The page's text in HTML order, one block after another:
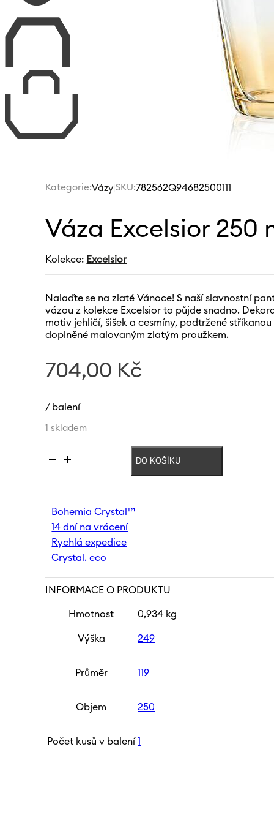
Kategorie:Vázy SKU:782562Q94682500111
Váza Excelsior 250
Kolekce: Excelsior
Nalaďte se na zlaté Vánoce! S naší slavnostní
vázou z kolekce Excelsior to půjde snadno.
motiv jehličí, šišek a cesmíny, podtržené
doplněné malovaným zlatým proužkem.
704,00 Kč
/ balení
1 skladem
Váza
množství
DO KOŠÍKU
Bohemia Crystal™
14 dní na vrácení
Rychlá expedice
Crystal. eco
INFORMACE O PRODUKTU
Hmotnost 0,934 kg
Výška 249
Průměr 119
Objem 250
Počet kusů v balení 1